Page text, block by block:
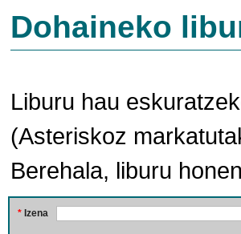
Dohaineko
Liburu hau
(Asteriskoz
Berehala, liburu
* Izena